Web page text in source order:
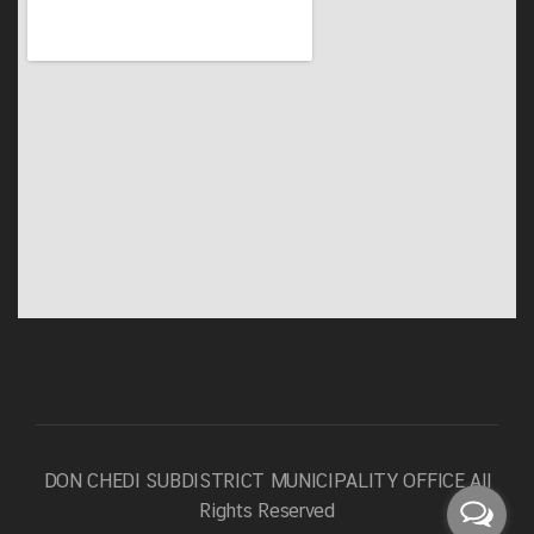
DON CHEDI SUBDISTRICT MUNICIPALITY OFFICEAll
Rights Reserved